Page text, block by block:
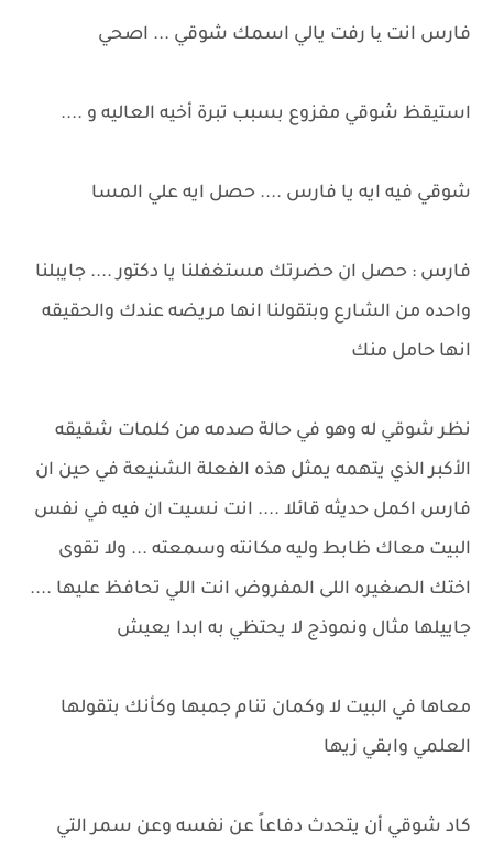
فارس انت یا رفت يالي اسمك شوقي ... اصحي
استيقظ شوقي مفزوع بسبب تبرة أخيه العاليه و ....
شوقي فيه ايه يا فارس .... حصل ايه علي المسا
فارس : حصل ان حضرتك مستغفلنا يا دكتور .... جايبلنا
واحده من الشارع وبتقولنا انها مريضه عندك والحقيقه
انها حامل منك
نظر شوقي له وهو في حالة صدمه من كلمات شقيقه
الأكبر الذي يتهمه يمثل هذه الفعلة الشنيعة في حين ان
فارس اكمل حديثه قائلا .... انت نسيت ان فيه في نفس
البيت معاك ظابط وليه مكانته وسمعته ... ولا تقوى
اختك الصغيره اللى المفروض انت اللي تحافظ عليها ....
جاييلها مثال ونموذج لا يحتظي به ابدا يعيش
معاها في البيت لا وكمان تنام جمبها وكأنك بتقولها
العلمي وابقي زيها
كاد شوقي أن يتحدث دفاعاً عن نفسه وعن سمر التي